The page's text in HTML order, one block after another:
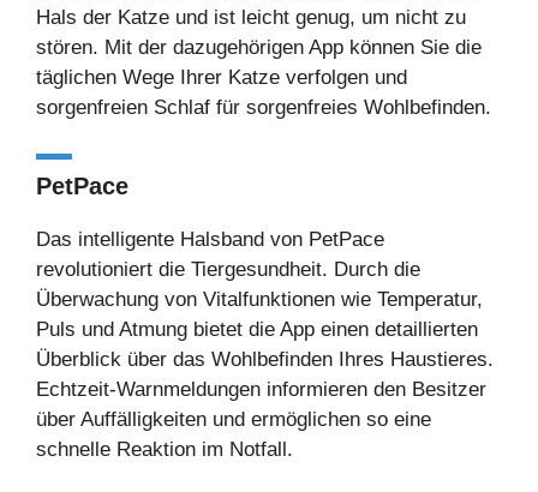
Hals der Katze und ist leicht genug, um nicht zu
stören. Mit der dazugehörigen App können Sie die
täglichen Wege Ihrer Katze verfolgen und
sorgenfreien Schlaf für sorgenfreies Wohlbefinden.
PetPace
Das intelligente Halsband von PetPace
revolutioniert die Tiergesundheit. Durch die
Überwachung von Vitalfunktionen wie Temperatur,
Puls und Atmung bietet die App einen detaillierten
Überblick über das Wohlbefinden Ihres Haustieres.
Echtzeit-Warnmeldungen informieren den Besitzer
über Auffälligkeiten und ermöglichen so eine
schnelle Reaktion im Notfall.